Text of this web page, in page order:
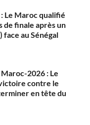
Le Maroc qualifié
de finale après un
face au Sénégal
2026 : Le
contre le
en tête du